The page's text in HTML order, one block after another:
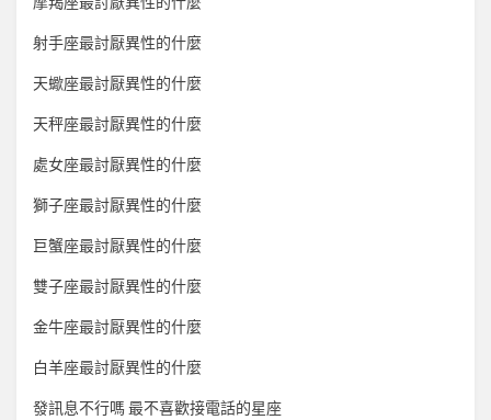
射手座最討厭異性的什麼
天蠍座最討厭異性的什麼
天秤座最討厭異性的什麼
處女座最討厭異性的什麼
獅子座最討厭異性的什麼
巨蟹座最討厭異性的什麼
雙子座最討厭異性的什麼
金牛座最討厭異性的什麼
白羊座最討厭異性的什麼
發訊息不行嗎 最不喜歡接電話的星座